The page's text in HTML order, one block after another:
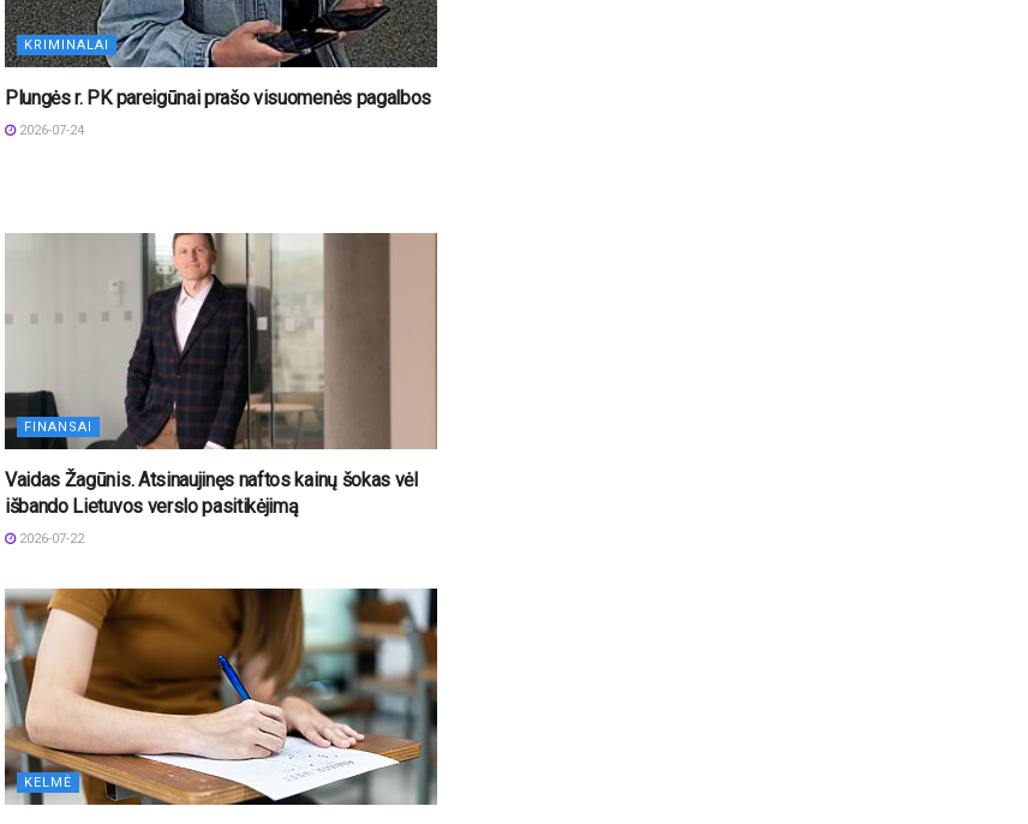
KRIMINALAI
Plungės r. PK pareigūnai prašo visuomenės pagalbos
2026-07-24
FINANSAI
Vaidas Žagūnis. Atsinaujinęs naftos kainų šokas vėl
išbando Lietuvos verslo pasitikėjimą
2026-07-22
KELMĖ